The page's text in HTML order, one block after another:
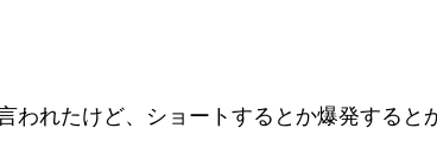
れたけど、ショートするとか爆発すると